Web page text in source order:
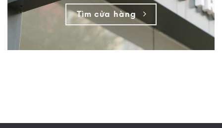
Tìm cửa hàng